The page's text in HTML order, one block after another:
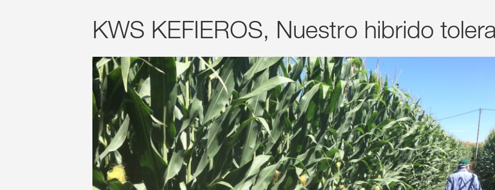
KWS KEFIEROS, Nuestro hibrido